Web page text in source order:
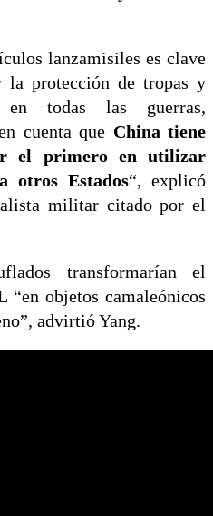
lanzamisiles es clave
la protección de tropas y
todas las guerras,
cuenta que China tiene
el primero en utilizar
otros Estados“, explicó
militar citado por el
transformarían el
“en objetos camaleónicos
advirtió Yang.